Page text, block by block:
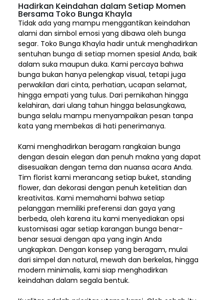
Hadirkan Keindahan dalam Setiap Momen
Bersama Toko Bunga Khayla
Tidak ada yang mampu menggantikan keindahan
alami dan simbol emosi yang dibawa oleh bunga
segar. Toko Bunga Khayla hadir untuk menghadirkan
sentuhan bunga di setiap momen spesial Anda, baik
dalam suka maupun duka. Kami percaya bahwa
bunga bukan hanya pelengkap visual, tetapi juga
perwakilan dari cinta, perhatian, ucapan selamat,
hingga empati yang tulus. Dari pernikahan hingga
kelahiran, dari ulang tahun hingga belasungkawa,
bunga selalu mampu menyampaikan pesan tanpa
kata yang membekas di hati penerimanya.
Kami menghadirkan beragam rangkaian bunga
dengan desain elegan dan penuh makna yang dapat
disesuaikan dengan tema dan nuansa acara Anda.
Tim florist kami merancang setiap buket, standing
flower, dan dekorasi dengan penuh ketelitian dan
kreativitas. Kami memahami bahwa setiap
pelanggan memiliki preferensi dan gaya yang
berbeda, oleh karena itu kami menyediakan opsi
kustomisasi agar setiap karangan bunga benar-
benar sesuai dengan apa yang ingin Anda
ungkapkan. Dengan konsep yang beragam, mulai
dari simpel dan natural, mewah dan berkelas, hingga
modern minimalis, kami siap menghadirkan
keindahan dalam segala bentuk.